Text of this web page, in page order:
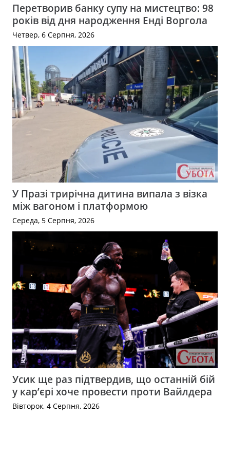
Перетворив банку супу на мистецтво: 98
років від дня народження Енді Воргола
Четвер, 6 Серпня, 2026
У Празі трирічна дитина випала з візка
між вагоном і платформою
Середа, 5 Серпня, 2026
Усик ще раз підтвердив, що останній бій
у кар’єрі хоче провести проти Вайлдера
Вівторок, 4 Серпня, 2026